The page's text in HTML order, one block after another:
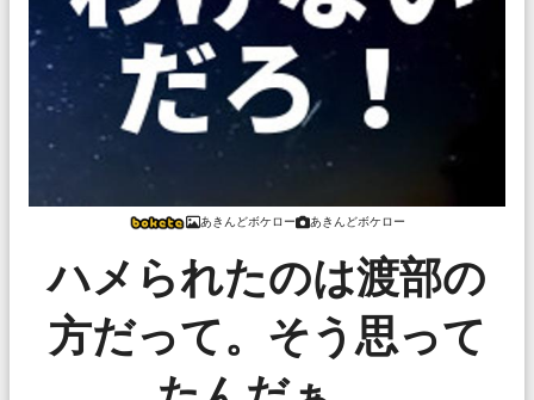
あきんどボケロー あきんどボケロー
ハメられたのは渡部の
方だって。そう思って